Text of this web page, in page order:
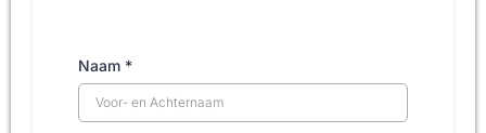
Naam *